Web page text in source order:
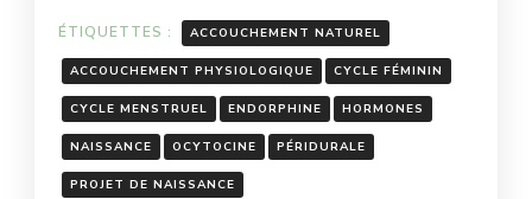
ÉTIQUETTES : ACCOUCHEMENT NATUREL
ACCOUCHEMENT PHYSIOLOGIQUE CYCLE FÉMININ
CYCLE MENSTRUEL ENDORPHINE HORMONES
NAISSANCE OCYTOCINE PÉRIDURALE
PROJET DE NAISSANCE